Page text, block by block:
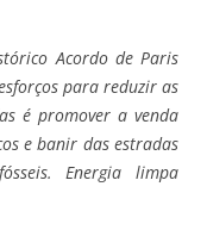
Acordo de Paris
para reduzir as
é promover a venda
e banir das estradas
Energia limpa